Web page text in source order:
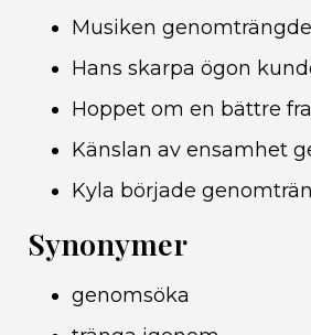
Musiken
Hans skarpa ögon
Hoppet om en bättre
Känslan av ensamhet
Kyla började
Synonymer
genomsöka